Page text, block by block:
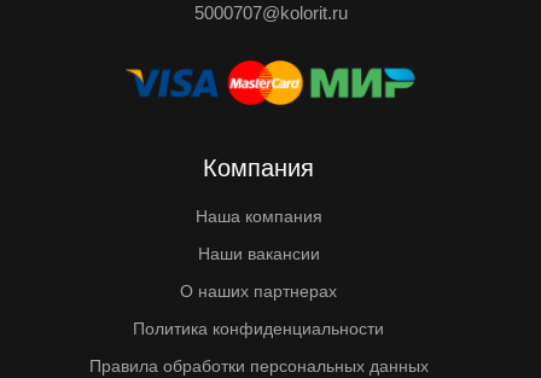
5000707@kolorit.ru
Компания
Наша компания
Наши вакансии
О наших партнерах
Политика конфиденциальности
Правила обработки персональных данных